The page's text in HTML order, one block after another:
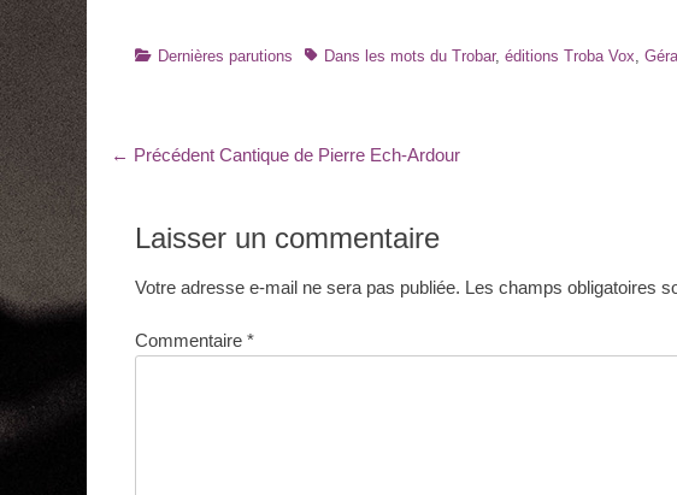
Catégories
Dernières parutions TagsDans les mots du Trobar, éditions Troba Vox,
Navigation
l’article
← Précédent Article
Cantique de Pierre Ech-Ardour
Laisser un commentaire
Votre adresse e-mail ne sera pas publiée. Les champs obligatoires
Commentaire *